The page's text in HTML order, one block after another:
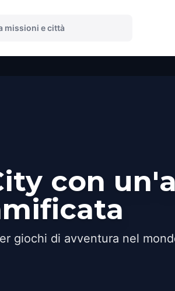
con
giochi di avventura nel